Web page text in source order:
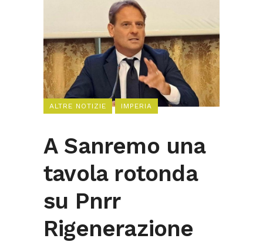
ALTRE NOTIZIE IMPERIA
A Sanremo una
tavola rotonda
su Pnrr
Rigenerazione